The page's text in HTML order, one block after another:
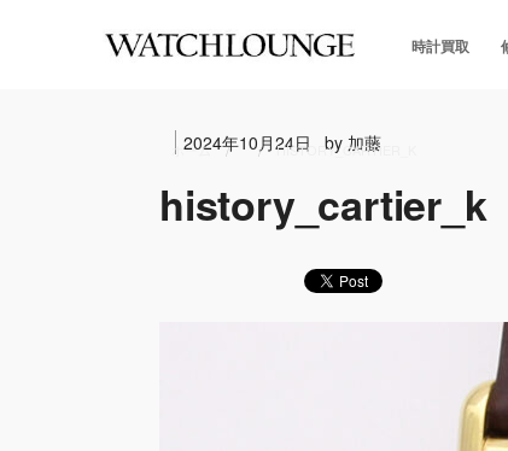
時計買取
ホーム HISTORY_CARTIER_K
2024年10月24日 by 加藤
history_cartier_k